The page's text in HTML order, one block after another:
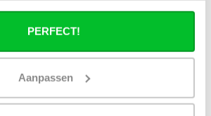
PERFECT!
Aanpassen
aansluitset, welke heb
thermostaatknop
de paneelradiatoren van